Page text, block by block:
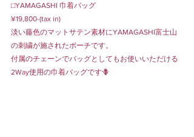
⬜︎YAMAGASHI 巾着バッグ
¥19,800-(tax in)
淡い藤色のマットサテン素材にYAMAGASHI富士山
の刺繍が施されたポーチです。
付属のチェーンでバッグとしてもお使いいただける
2Way使用の巾着バッグです🪻